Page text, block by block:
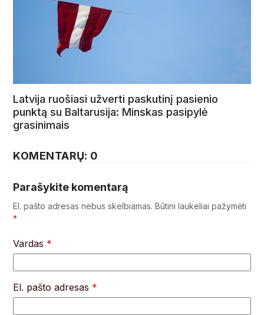
Latvija ruošiasi užverti paskutinį pasienio
punktą su Baltarusija: Minskas pasipylė
grasinimais
KOMENTARŲ: 0
Parašykite komentarą
El. pašto adresas nebus skelbiamas. Būtini laukeliai pažymėti
*
Vardas *
El. pašto adresas *